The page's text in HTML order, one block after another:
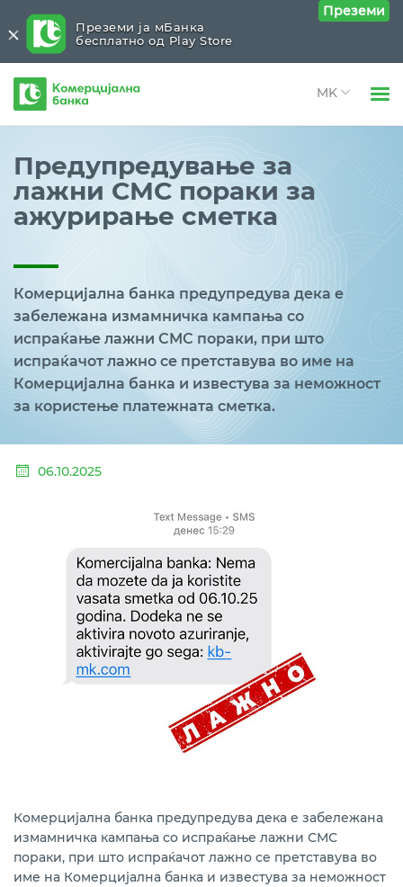
Open
Open
Правни лица
За нас
Блог
Комерцијална
банка
Предупредување за
лажни СМС пораки за
ажурирање сметка
Комерцијална банка предупредува дека е
забележана измамничка кампања со
испраќање лажни СМС пораки, при што
испраќачот лажно се претставува во име на
Комерцијална банка и известува за неможност
за користење платежната сметка.
06.10.2025
Комерцијална банка предупредува дека е забележана
измамничка кампања со испраќање лажни СМС
пораки, при што испраќачот лажно се претставува во
име на Комерцијална банка и известува за неможност
Преземи ја мБанка
бесплатно од Play Store
Преземи